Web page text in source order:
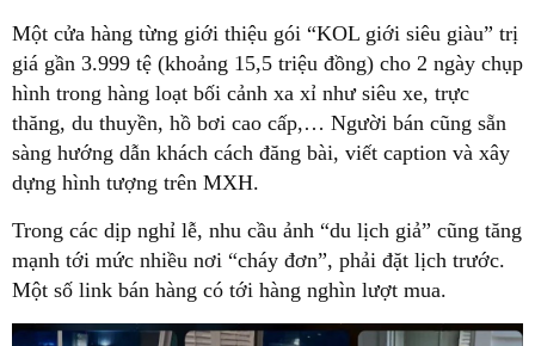
Một cửa hàng từng giới thiệu gói “KOL giới siêu giàu” trị
giá gần 3.999 tệ (khoảng 15,5 triệu đồng) cho 2 ngày chụp
hình trong hàng loạt bối cảnh xa xỉ như siêu xe, trực
thăng, du thuyền, hồ bơi cao cấp,… Người bán cũng sẵn
sàng hướng dẫn khách cách đăng bài, viết caption và xây
dựng hình tượng trên MXH.
Trong các dịp nghỉ lễ, nhu cầu ảnh “du lịch giả” cũng tăng
mạnh tới mức nhiều nơi “cháy đơn”, phải đặt lịch trước.
Một số link bán hàng có tới hàng nghìn lượt mua.